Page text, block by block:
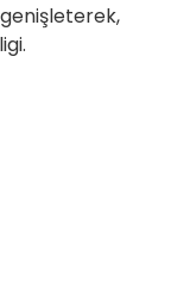
genişleterek,